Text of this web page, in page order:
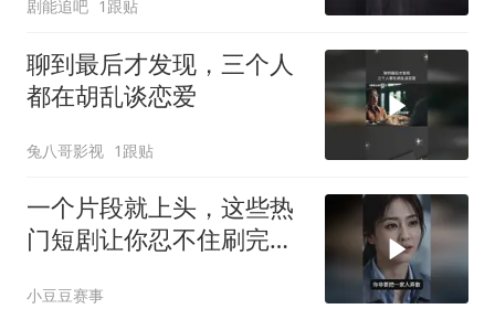
剧能追吧 1跟贴
聊到最后才发现，三个人
都在胡乱谈恋爱
兔八哥影视 1跟贴
一个片段就上头，这些热
门短剧让你忍不住刷完整
小豆豆赛事